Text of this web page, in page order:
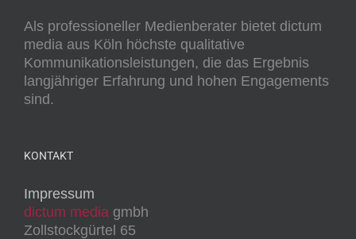
Als professioneller Medienberater bietet dictum
media aus Köln höchste qualitative
Kommunikationsleistungen, die das Ergebnis
langjähriger Erfahrung und hohen Engagements
sind.
KONTAKT
Impressum
dictum media gmbh
Zollstockgürtel 65